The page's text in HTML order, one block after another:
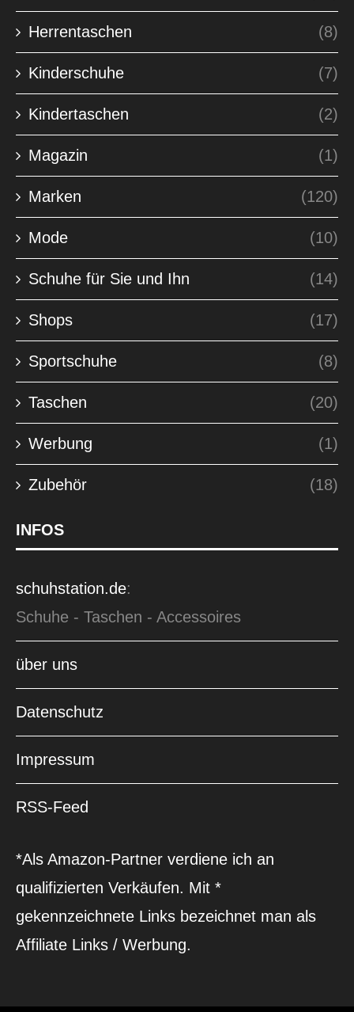
Herrentaschen (8)
Kinderschuhe (7)
Kindertaschen (2)
Magazin (1)
Marken (120)
Mode (10)
Schuhe für Sie und Ihn (14)
Shops (17)
Sportschuhe (8)
Taschen (20)
Werbung (1)
Zubehör (18)
INFOS
schuhstation.de:
Schuhe - Taschen - Accessoires
über uns
Datenschutz
Impressum
RSS-Feed
*Als Amazon-Partner verdiene ich an
qualifizierten Verkäufen. Mit *
gekennzeichnete Links bezeichnet man als
Affiliate Links / Werbung.